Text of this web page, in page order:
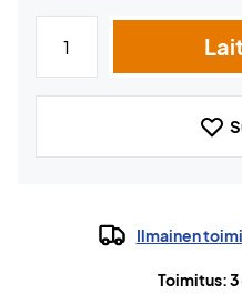
Ilmainen
Toimitus: